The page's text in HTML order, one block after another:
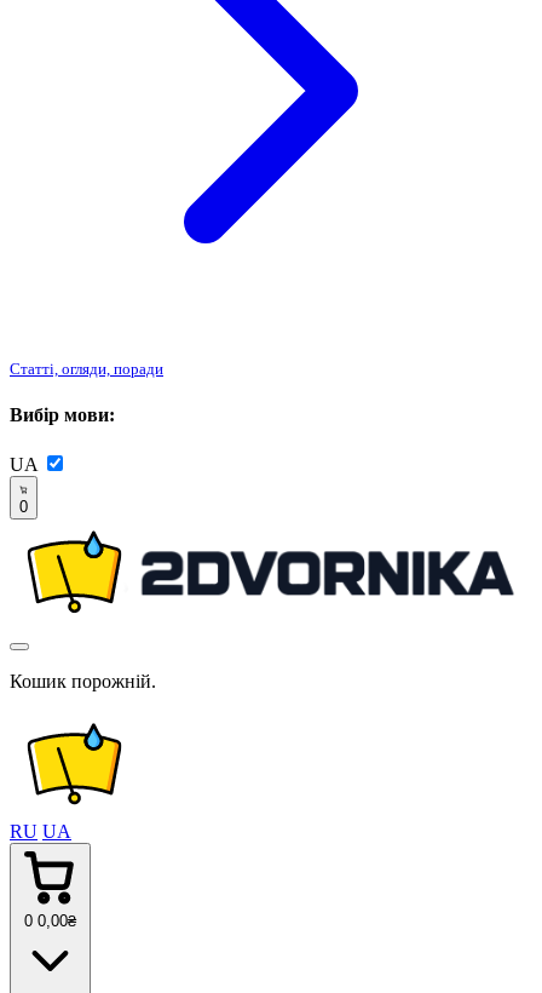
Статті, огляди, поради
Вибір мови:
UA
0
Кошик порожній.
RU UA
0 0 ,00₴